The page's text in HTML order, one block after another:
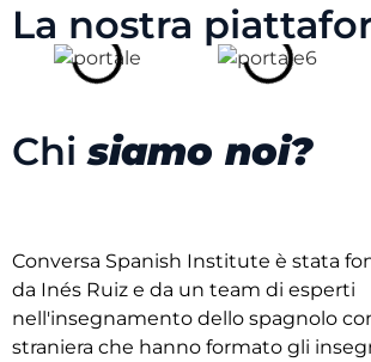
La nostra
Chisiamo noi?
Conversa Spanish Institute è stata
da Inés Ruiz e da un team di esperti
nell'insegnamento dello spagnolo
straniera che hanno formato gli